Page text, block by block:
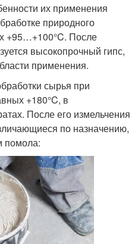
их применения
природного
+95…+100°C. После
высокопрочный гипс,
применения.
сырья при
+180°C, в
После его измельчения
по назначению,
помола: